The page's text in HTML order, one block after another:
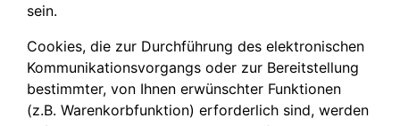
sein.
Cookies, die zur Durchführung des elektronischen
Kommunikationsvorgangs oder zur Bereitstellung
bestimmter, von Ihnen erwünschter Funktionen
(z.B. Warenkorbfunktion) erforderlich sind, werden